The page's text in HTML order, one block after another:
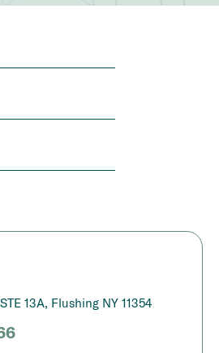
13A, Flushing NY 11354